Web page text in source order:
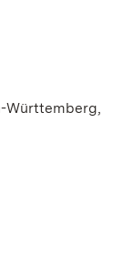
Württemberg,